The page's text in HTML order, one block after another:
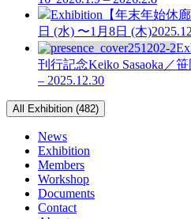
Exhibition 【年末年始休
日 (水) 〜1月8日 (木)
刊行記念Keiko Sasaoka／
– 2025.12.30
All Exhibition (482)
News
Exhibition
Members
Workshop
Documents
Contact